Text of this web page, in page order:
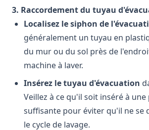
3. Raccordement du tuyau
Localisez le siphon de
généralement un tuyau en
du mur ou du sol près de
machine à laver.
Insérez le tuyau d'évacuation
Veillez à ce qu'il soit inséré à
suffisante pour éviter qu'il ne se
le cycle de lavage.